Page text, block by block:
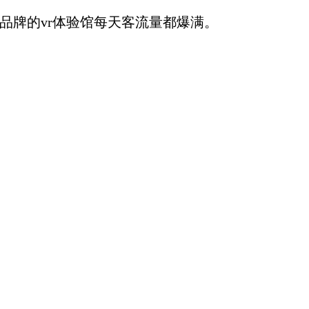
牌的vr体验馆每天客流量都爆满。